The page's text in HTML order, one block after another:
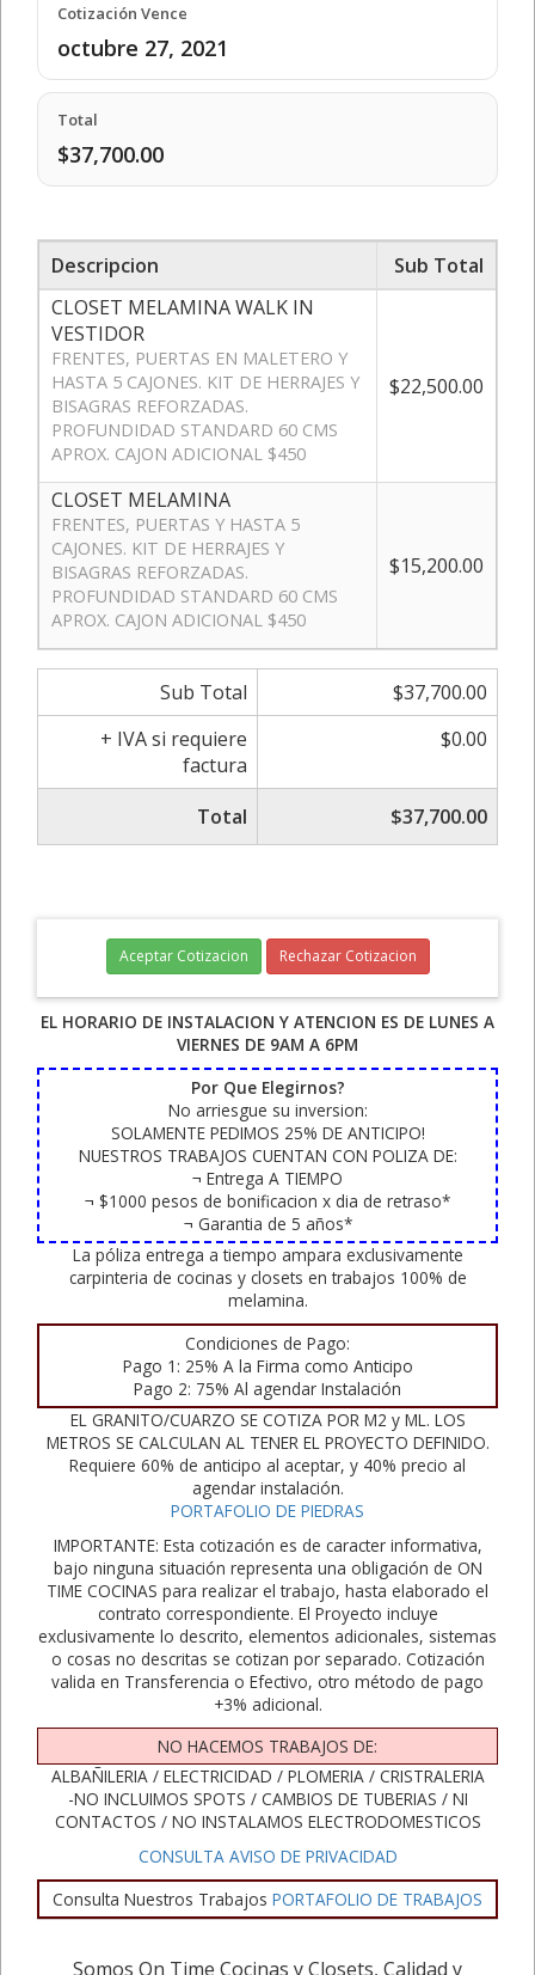
Cotización Vence
octubre 27, 2021
Total
$37,700.00
Descripcion
Sub Total
CLOSET MELAMINA WALK IN
VESTIDOR
FRENTES, PUERTAS EN MALETERO Y
HASTA 5 CAJONES. KIT DE HERRAJES Y
BISAGRAS REFORZADAS.
PROFUNDIDAD STANDARD 60 CMS
APROX. CAJON ADICIONAL $450
$22,500.00
CLOSET MELAMINA
FRENTES, PUERTAS Y HASTA 5
CAJONES. KIT DE HERRAJES Y
BISAGRAS REFORZADAS.
PROFUNDIDAD STANDARD 60 CMS
APROX. CAJON ADICIONAL $450
$15,200.00
Sub Total
$37,700.00
+ IVA si requiere
factura
$0.00
Total $37,700.00
Aceptar Cotizacion Rechazar Cotizacion
EL HORARIO DE INSTALACION Y ATENCION ES DE LUNES A
VIERNES DE 9AM A 6PM
Por Que Elegirnos?
No arriesgue su inversion:
SOLAMENTE PEDIMOS 25% DE ANTICIPO!
NUESTROS TRABAJOS CUENTAN CON POLIZA DE:
¬ Entrega A TIEMPO
¬ $1000 pesos de bonificacion x dia de retraso*
¬ Garantia de 5 años*
La póliza entrega a tiempo ampara exclusivamente
carpinteria de cocinas y closets en trabajos 100% de
melamina.
Condiciones de Pago:
Pago 1: 25% A la Firma como Anticipo
Pago 2: 75% Al agendar Instalación
EL GRANITO/CUARZO SE COTIZA POR M2 y ML. LOS
METROS SE CALCULAN AL TENER EL PROYECTO DEFINIDO.
Requiere 60% de anticipo al aceptar, y 40% precio al
agendar instalación.
PORTAFOLIO DE PIEDRAS
IMPORTANTE: Esta cotización es de caracter informativa,
bajo ninguna situación representa una obligación de ON
TIME COCINAS para realizar el trabajo, hasta elaborado el
contrato correspondiente. El Proyecto incluye
exclusivamente lo descrito, elementos adicionales, sistemas
o cosas no descritas se cotizan por separado. Cotización
valida en Transferencia o Efectivo, otro método de pago
+3% adicional.
NO HACEMOS TRABAJOS DE:
ALBAÑILERIA / ELECTRICIDAD / PLOMERIA / CRISTRALERIA
-NO INCLUIMOS SPOTS / CAMBIOS DE TUBERIAS / NI
CONTACTOS / NO INSTALAMOS ELECTRODOMESTICOS
CONSULTA AVISO DE PRIVACIDAD
Consulta Nuestros Trabajos PORTAFOLIO DE TRABAJOS
Somos On Time Cocinas y Closets, Calidad y